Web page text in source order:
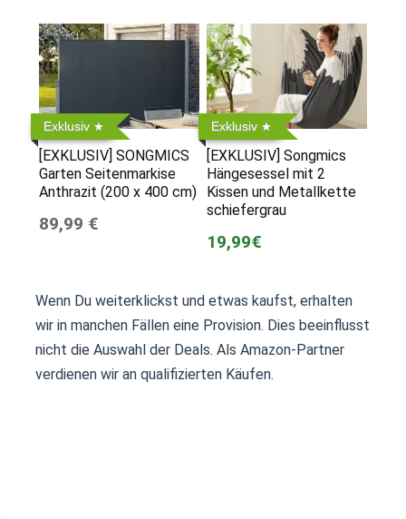
Exklusiv
[EXKLUSIV] SONGMICS
Garten Seitenmarkise
Anthrazit (200 x 400 cm)
89,99 €
Exklusiv
[EXKLUSIV] Songmics
Hängesessel mit 2
Kissen und Metallkette
schiefergrau
19,99€
Wenn Du weiterklickst und etwas kaufst, erhalten
wir in manchen Fällen eine Provision. Dies beeinflusst
nicht die Auswahl der Deals. Als Amazon-Partner
verdienen wir an qualifizierten Käufen.